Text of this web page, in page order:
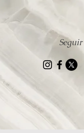
Seguir